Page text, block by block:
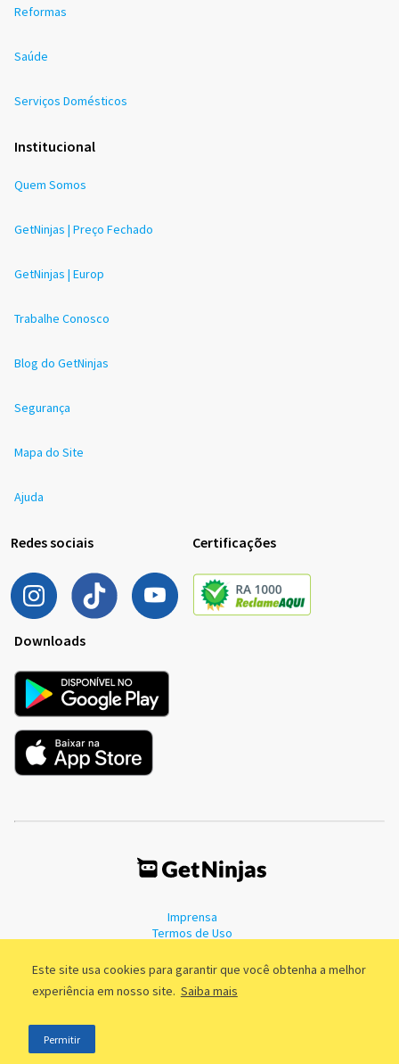
Este site usa cookies para garantir que você obtenha a melhor
experiência em nosso site. Saiba mais
Permitir
Reformas
Saúde
Serviços Domésticos
Institucional
Quem Somos
GetNinjas | Preço Fechado
GetNinjas | Europ
Trabalhe Conosco
Blog do GetNinjas
Segurança
Mapa do Site
Ajuda
Redes sociais Certificações
Downloads
Imprensa
Termos de Uso
©2011 - 2026, GetNinjas LTDA. CNPJ 55.744.877/0001-89 - Rua Dr.
Fernandes Coelho, 85 - 3º andar - São Paulo/SP - Brasil